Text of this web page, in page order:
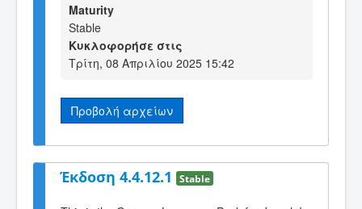
Maturity
Stable
Κυκλοφορήσε στις
Τρίτη, 08 Απριλίου 2025 15:42
Προβολή αρχείων
Έκδοση 4.4.12.1 Stable